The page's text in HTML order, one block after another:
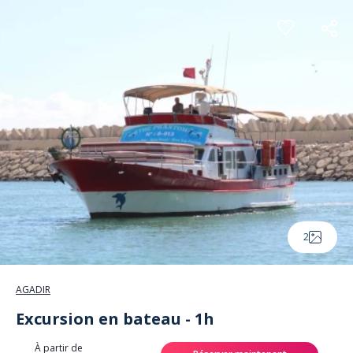
2
AGADIR
Excursion en bateau - 1h
À partir de